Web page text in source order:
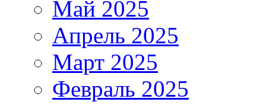
Май 2025
Апрель 2025
Март 2025
Февраль 2025